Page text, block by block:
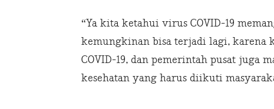
“Ya kita ketahui virus COVID-19
kemungkinan bisa terjadi lagi, karena
COVID-19, dan pemerintah pusat juga
kesehatan yang harus diikuti